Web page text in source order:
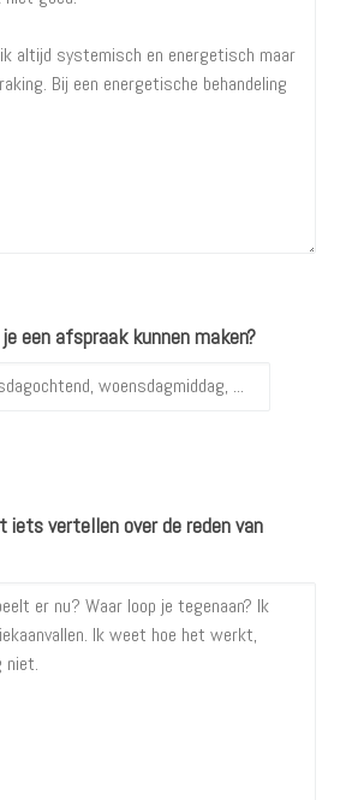
een afspraak kunnen maken?
iets vertellen over de reden van